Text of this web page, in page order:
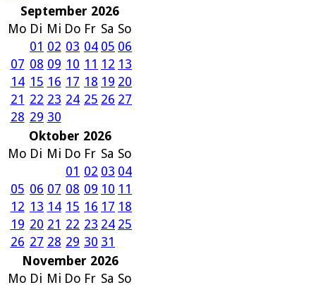
September 2026
Mo Di Mi Do Fr Sa So
01 02 03 04 05 06
07 08 09 10 11 12 13
14 15 16 17 18 19 20
21 22 23 24 25 26 27
28 29 30
Oktober 2026
Mo Di Mi Do Fr Sa So
01 02 03 04
05 06 07 08 09 10 11
12 13 14 15 16 17 18
19 20 21 22 23 24 25
26 27 28 29 30 31
November 2026
Mo Di Mi Do Fr Sa So